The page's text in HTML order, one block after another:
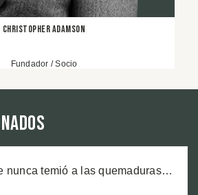
Christopher Adamson
Fundador / Socio
nunca temió a las quemaduras,